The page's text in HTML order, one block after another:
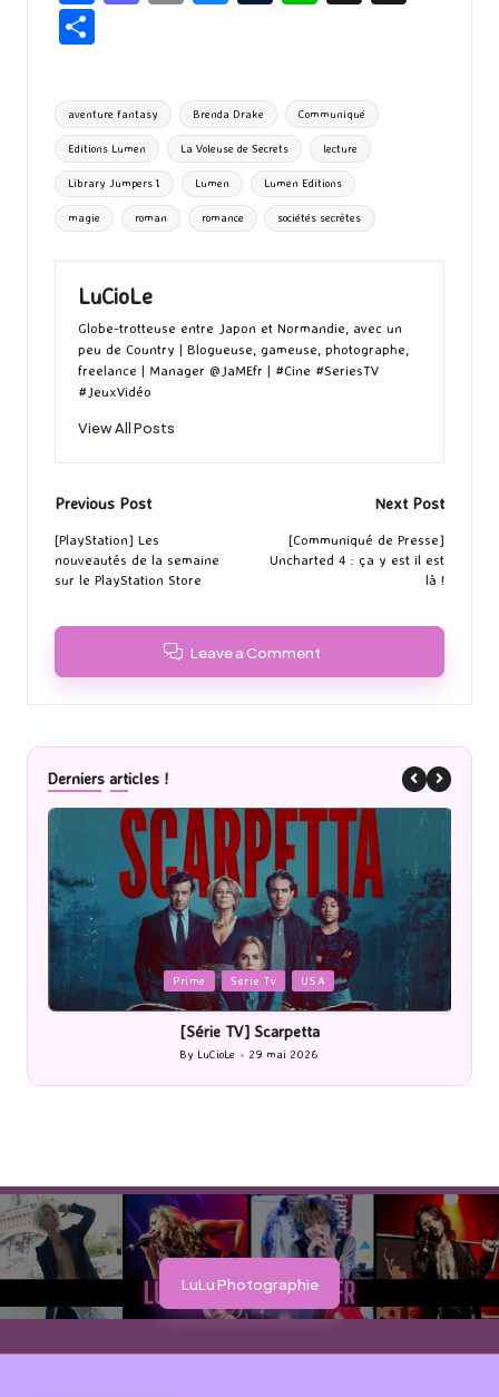
o
o
k
d
o
n
l
ky bl
r
ta
g
er
Tags:
aventure fantasy Brenda Drake Communiqué
Editions Lumen La Voleuse de Secrets lecture
Library Jumpers 1 Lumen Lumen Editions
magie roman romance sociétés secrètes
LuCioLe
Globe-trotteuse entre Japon et Normandie, avec un
peu de Country | Blogueuse, gameuse, photographe,
freelance | Manager @JaMEfr | #Cine #SeriesTV
#JeuxVidéo
View All Posts
Post
navigation
Previous Post
[PlayStation] Les
nouveautés de la semaine
sur le PlayStation Store
Next Post
[Communiqué de Presse]
Uncharted 4 : ça y est il est
là !
Leave a Comment
Derniers articles !
Posted
in
Prime Serie Tv USA
[Série TV] Scarpetta
Posted
by
By LuCioLe 29 mai 2026
LuLu Photographie